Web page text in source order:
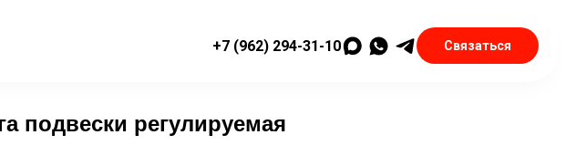
+7 (962) 294-31-10 Связаться
подвески регулируемая